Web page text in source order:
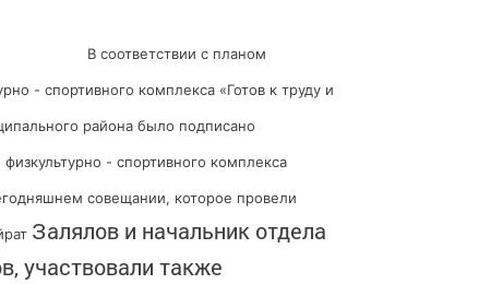
В соответствии с планом
- спортивного комплекса «Готов к труду и
района было подписано
- спортивного комплекса
совещании, которое провели
Залялов и начальник отдела
участвовали также